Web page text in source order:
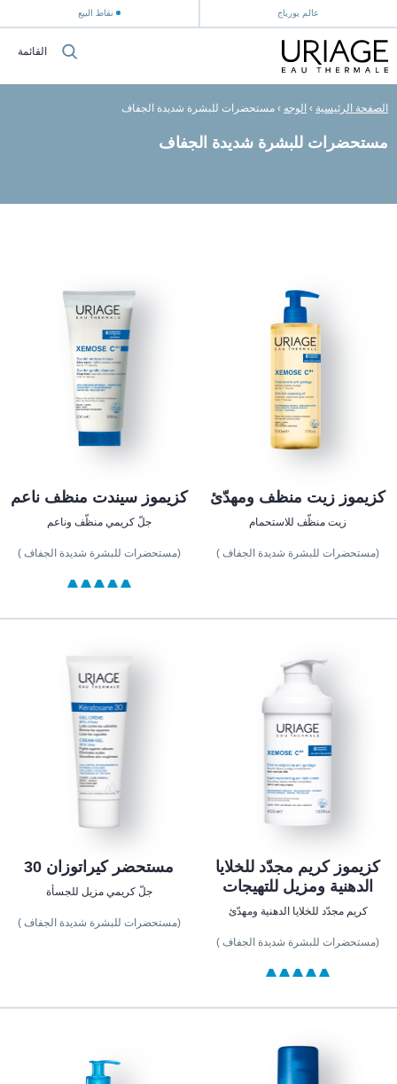
عالم يورياج نقاط البيع
القائمة
الصفحة الرئيسية › الوجه › مستحضرات للبشرة شديدة الجفاف
مستحضرات للبشرة شديدة الجفاف
كزيموز زيت منظف ومهدّئ
زيت منظّف للاستحمام
(مستحضرات للبشرة شديدة الجفاف )
كزيموز سيندت منظف ناعم
جلّ كريمي منظّف وناعم
(مستحضرات للبشرة شديدة الجفاف )
كزيموز كريم مجدّد للخلايا
الدهنية ومزيل للتهيجات
كريم مجدّد للخلايا الدهنية ومهدّئ
(مستحضرات للبشرة شديدة الجفاف )
مستحضر كيراتوزان 30
جلّ كريمي مزيل للجسأة
(مستحضرات للبشرة شديدة الجفاف )